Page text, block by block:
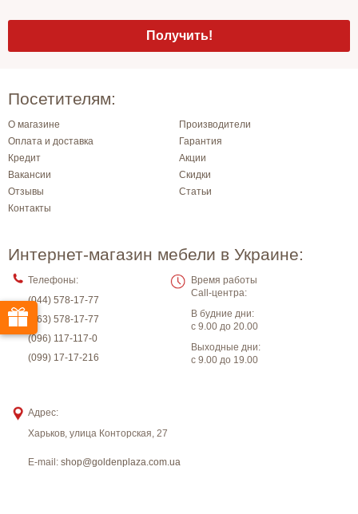
Посетителям:
О магазине
Производители
Оплата и доставка
Гарантия
Кредит
Акции
Вакансии
Скидки
Отзывы
Статьи
Контакты
Интернет-магазин мебели в Украине:
Телефоны:
(044) 578-17-77
(063) 578-17-77
(096) 117-117-0
(099) 17-17-216
Время работы
Call-центра:
В будние дни:
с 9.00 до 20.00
Выходные дни:
с 9.00 до 19.00
Адрес:
Харьков улица Конторская, 27
E-mail: shop@goldenplaza.com.ua